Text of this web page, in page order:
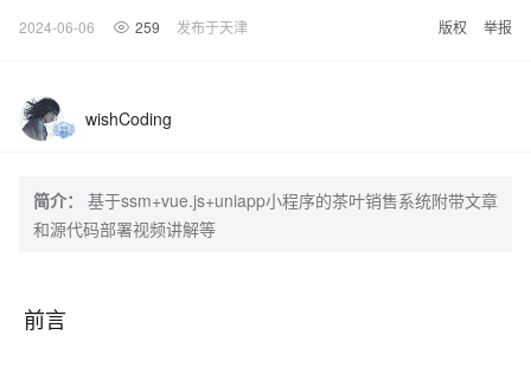
2024-06-06 259 发布于天津 版权 举报
wishCoding
简介：
基于ssm+vue.js+uniapp小程序的茶叶销售系统附带文章
和源代码部署视频讲解等
前言